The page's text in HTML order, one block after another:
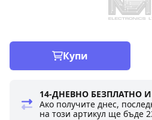
Купи
14-ДНЕВНО БЕЗПЛАТНО
Ако получите днес,
на този артикул ще бъде